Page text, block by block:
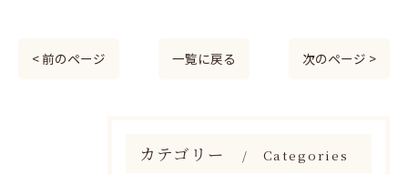
< 前のページ 一覧に戻る 次のページ >
カテゴリー Categories